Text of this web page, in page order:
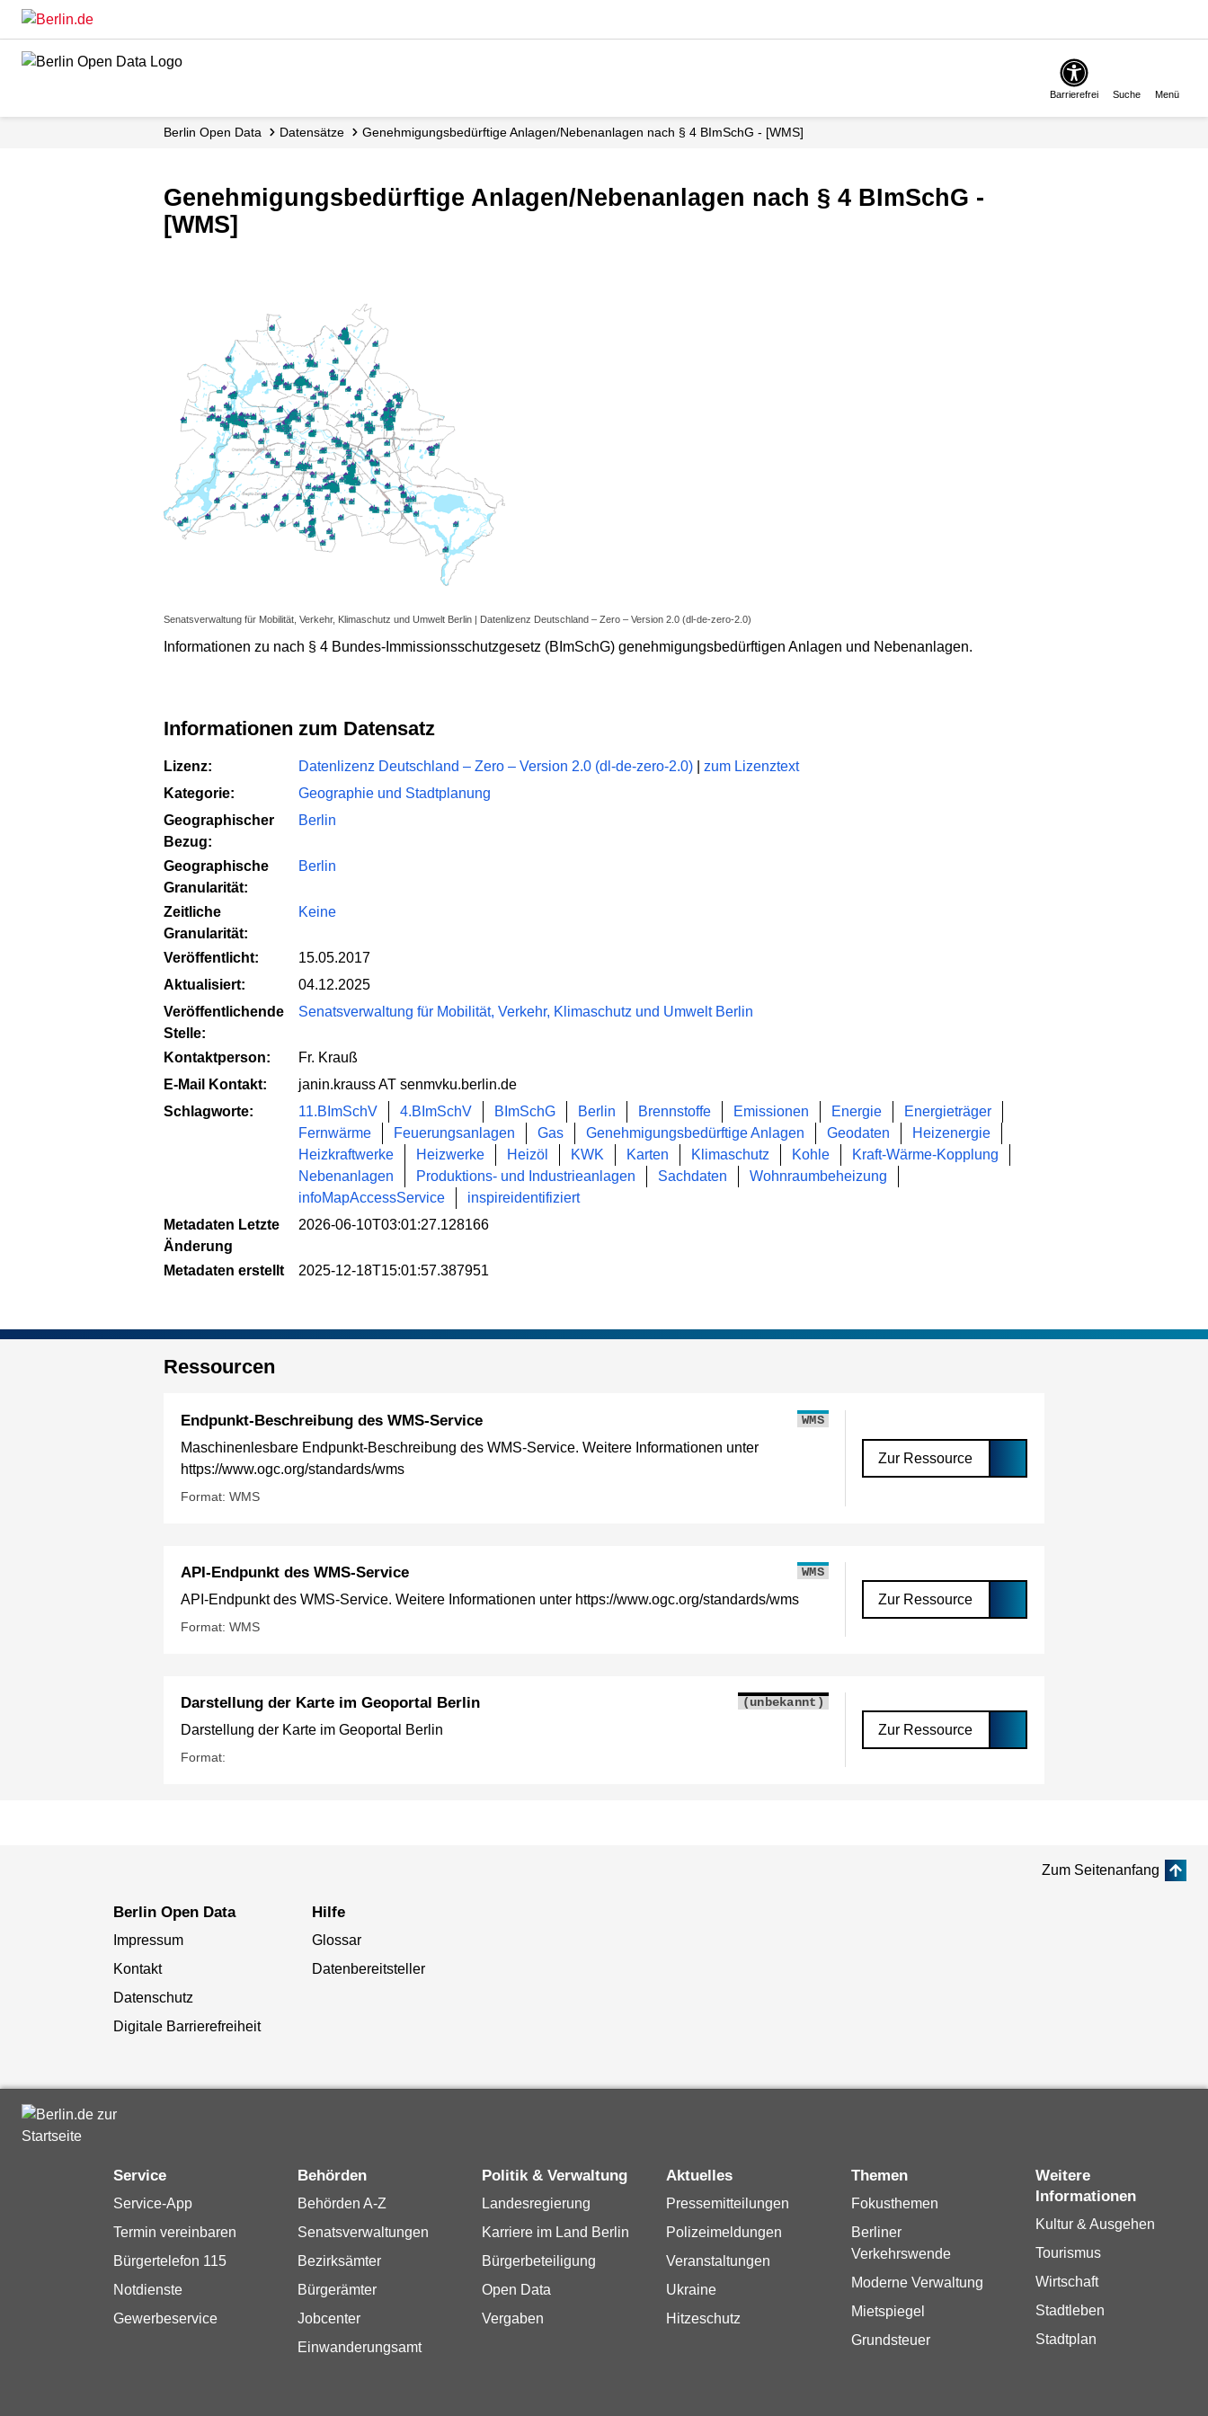
Skip
main
Barrierefrei Suche Menü
Berlin Open Data Datensätze Genehmigungsbedürftige Anlagen/Nebenanlagen nach § 4 BImSchG - [WMS]
Genehmigungsbedürftige Anlagen/Nebenanlagen nach § 4 BImSchG -
[WMS]
Senatsverwaltung für Mobilität, Verkehr, Klimaschutz und Umwelt Berlin | Datenlizenz Deutschland – Zero – Version 2.0 (dl-de-zero-2.0)
Informationen zu nach § 4 Bundes-Immissionsschutzgesetz (BImSchG) genehmigungsbedürftigen Anlagen und Nebenanlagen.
Informationen zum Datensatz
Lizenz: Datenlizenz Deutschland – Zero – Version 2.0 (dl-de-zero-2.0)
zum Lizenztext
Kategorie:
Geographie und Stadtplanung
Geographischer
Bezug:
Berlin
Geographische
Granularität:
Berlin
Zeitliche
Granularität:
Keine
Veröffentlicht:
15.05.2017
Aktualisiert:
04.12.2025
Veröffentlichende
Stelle:
Senatsverwaltung für Mobilität, Verkehr, Klimaschutz und Umwelt Berlin
Kontaktperson:
Fr. Krauß
E-Mail Kontakt:
janin.krauss AT senmvku.berlin.de
Schlagworte:
11.BImSchV 4.BImSchV BImSchG Berlin Brennstoffe Emissionen Energie
Energieträger
Fernwärme
Feuerungsanlagen Gas Genehmigungsbedürftige Anlagen Geodaten
Heizenergie
Heizkraftwerke
Heizwerke Heizöl KWK Karten Klimaschutz Kohle
Kraft-Wärme-Kopplung
Nebenanlagen
Produktions- und Industrieanlagen Sachdaten
Wohnraumbeheizung
infoMapAccessService
inspireidentifiziert
Metadaten Letzte
Änderung
2026-06-10T03:01:27.128166
Metadaten erstellt 2025-12-18T15:01:57.387951
Ressourcen
Endpunkt-Beschreibung des WMS-Service WMS
Maschinenlesbare Endpunkt-Beschreibung des WMS-Service. Weitere Informationen unter
https://www.ogc.org/standards/wms
Format: WMS
Zur Ressource
API-Endpunkt des WMS-Service WMS
API-Endpunkt des WMS-Service. Weitere Informationen unter https://www.ogc.org/standards/wms
Format: WMS
Zur Ressource
Darstellung der Karte im Geoportal Berlin (unbekannt)
Darstellung der Karte im Geoportal Berlin
Format:
Zur Ressource
Zum Seitenanfang
Berlin Open Data
Impressum
Kontakt
Datenschutz
Digitale Barrierefreiheit
Hilfe
Glossar
Datenbereitsteller
Service
Service-App
Termin vereinbaren
Bürgertelefon 115
Notdienste
Gewerbeservice
Behörden
Behörden A-Z
Senatsverwaltungen
Bezirksämter
Bürgerämter
Jobcenter
Einwanderungsamt
Politik & Verwaltung
Landesregierung
Karriere im Land Berlin
Bürgerbeteiligung
Open Data
Vergaben
Aktuelles
Pressemitteilungen
Polizeimeldungen
Veranstaltungen
Ukraine
Hitzeschutz
Themen
Fokusthemen
Berliner
Verkehrswende
Moderne Verwaltung
Mietspiegel
Grundsteuer
Weitere
Informationen
Kultur & Ausgehen
Tourismus
Wirtschaft
Stadtleben
Stadtplan